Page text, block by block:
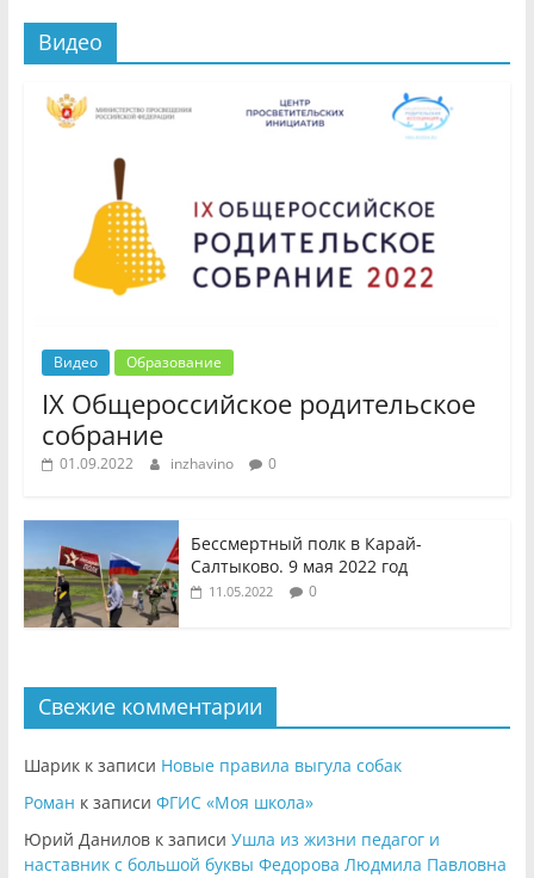
Видео
Видео Образование
IX Общероссийское родительское
собрание
01.09.2022 inzhavino 0
Бессмертный полк в Карай-
Салтыково. 9 мая 2022 год
11.05.2022 0
Свежие комментарии
Шарикк записи Новые правила выгула собак
Роман к записи ФГИС «Моя школа»
Юрий Даниловк записи Ушла из жизни педагог и
наставник с большой буквы Федорова Людмила Павловна